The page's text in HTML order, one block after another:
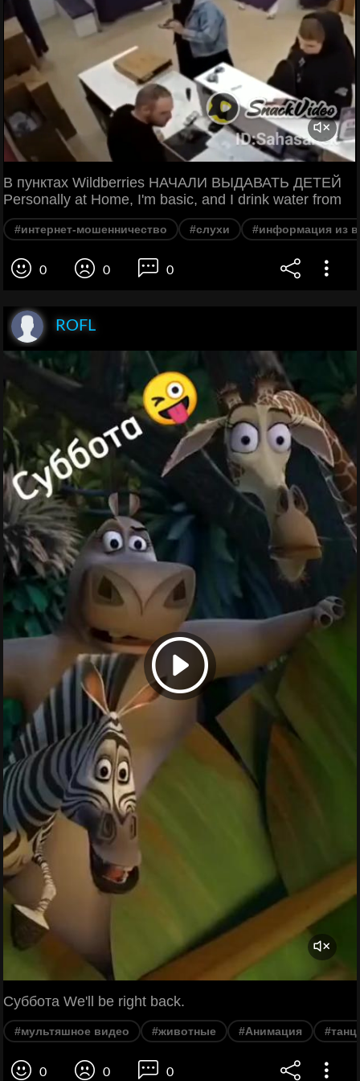
В пунктах Wildberries НАЧАЛИ ВЫДАВАТЬ ДЕТЕЙ
Personally at Home, I'm basic, and I drink water from
#интернет-мошенничество #слухи #информация из
0 0 0
ROFL
Суббота We'll be right back.
#мультяшное видео #животные #Анимация
0 0 0